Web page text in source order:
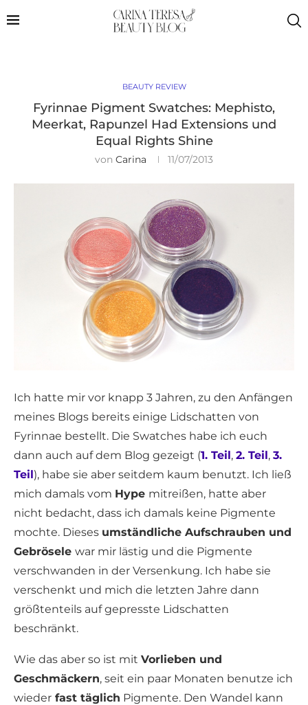
BEAUTY REVIEW
Fyrinnae Pigment Swatches: Mephisto,
Meerkat, Rapunzel Had Extensions und
Equal Rights Shine
von Carina 11/07/2013
Ich hatte mir vor knapp 3 Jahren, zu den Anfängen
meines Blogs bereits einige Lidschatten von
Fyrinnae bestellt. Die Swatches habe ich euch
dann auch auf dem Blog gezeigt (1. Teil, 2. Teil, 3.
Teil), habe sie aber seitdem kaum benutzt. Ich ließ
mich damals vom Hype mitreißen, hatte aber
nicht bedacht, dass ich damals keine Pigmente
mochte. Dieses umständliche Aufschrauben und
Gebrösele war mir lästig und die Pigmente
verschwanden in der Versenkung. Ich habe sie
verschenkt und mich die letzten Jahre dann
größtenteils auf gepresste Lidschatten
beschränkt.
Wie das aber so ist mit Vorlieben und
Geschmäckern, seit ein paar Monaten benutze ich
wieder fast täglich Pigmente. Den Wandel kann